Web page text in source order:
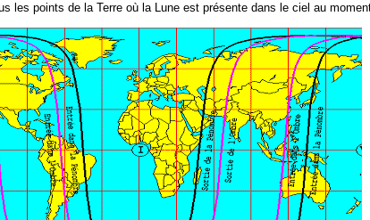
les points de la Terre où la Lune est présente dans le ciel au